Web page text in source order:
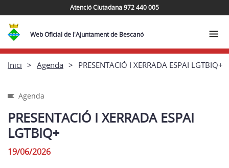
Atenció Ciutadana 972 440 005
Web Oficial de l'Ajuntament de Bescanó
Inici Agenda PRESENTACIÓ I XERRADA ESPAI LGTBIQ+
Agenda
PRESENTACIÓ I XERRADA ESPAI
LGTBIQ+
19/06/2026